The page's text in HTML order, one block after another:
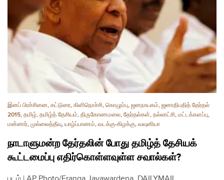
இனப் பிரச்சினை, கட்டுரை, கிளிநொச்சி, கொழும்பு, ஜனநாயகம், ஜனாதிபதித் தேர்தல்
2015, தமிழ், தமிழ்த் தேசியம், திருகோணமலை, தேர்தல்கள், நல்லாட்சி, மட்டக்களப்பு,
மன்னார், முல்லைத்தீவு, யாழ்ப்பாணம், வடக்கு-கிழக்கு, வவுனியா
நாடாளுமன்ற தேர்தலின் போது தமிழ்த் தேசியக்
கூட்டமைப்பு எதிர்கொள்ளவுள்ள சவால்கள்?